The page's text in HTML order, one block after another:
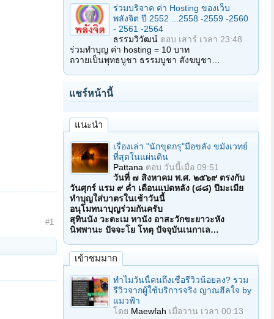
#1
ร่วมบริจาค ค่า Hosting ของเว็บ
พลังจิต ปี 2552 ...2558 -2559 -2560
- 2561 -2564
ธรรมวิวัฒน์ ตอบ เสาร์ เวลา 23:48
ร่วมทำบุญ ค่า hosting = 10 บาท
ถวายเป็นพุทธบูชา ธรรมบูชา สังฆบูชา…
แชร์หน้านี้
แนะนำ
เรื่องเล่า "นักขุดกรุ"มือขลัง ขมังเวทย์
ที่สุดในแผ่นดิน
Pattana ตอบ วันนี้เมื่อ 09:51
วันที่ ๗ สิงหาคม พ.ศ. ๒๕๖๙ ตรงกับ
วันศุกร์ แรม ๙ ค่ำ เดือนแปดหลัง (๘๘) ปีมะเมีย
ทำบุญใส่บาตรในเช้าวันนี้
อนุโมทนาบุญร่วมกันครับ
สุทินนัง วะตะเม ทานัง อาสะวักขะยาวะหัง
นิพพานะ ปัจจะโย โหตุ ปัจจุบันเนกาเล…
เข้าชมมาก
ทำไมวันนี้คนถึงเชื่อรีวิวน้อยลง? รวม
รีวิวจากผู้ใช้บริการจริง ญาณฮีลใจ by
แมวฟ้า
โดย Maewfah เมื่อวาน เวลา 00:13